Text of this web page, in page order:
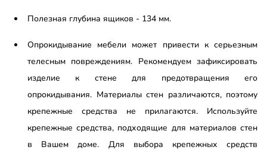
Полезная глубина ящиков - 134 мм.
Опрокидывание мебели может привести к серьезным
телесным повреждениям. Рекомендуем зафиксировать
изделие к стене для предотвращения его
опрокидывания. Материалы стен различаются, поэтому
крепежные средства не прилагаются. Используйте
крепежные средства, подходящие для материалов стен
в Вашем доме. Для выбора крепежных средств